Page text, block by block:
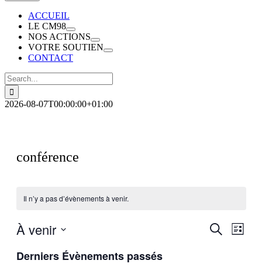
ACCUEIL
LE CM98
NOS ACTIONS
VOTRE SOUTIEN
CONTACT
Search
for:
2026-08-07T00:00:00+01:00
conférence
Il n’y a pas d’évènements à venir.
Recherche
Liste
À venir
une
Derniers Évènements passés